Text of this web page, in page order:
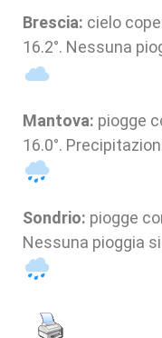
Brescia: cielo
16.2°. Nessuna
Mantova: piogge
16.0°.
Sondrio: piogge
Nessuna pioggia